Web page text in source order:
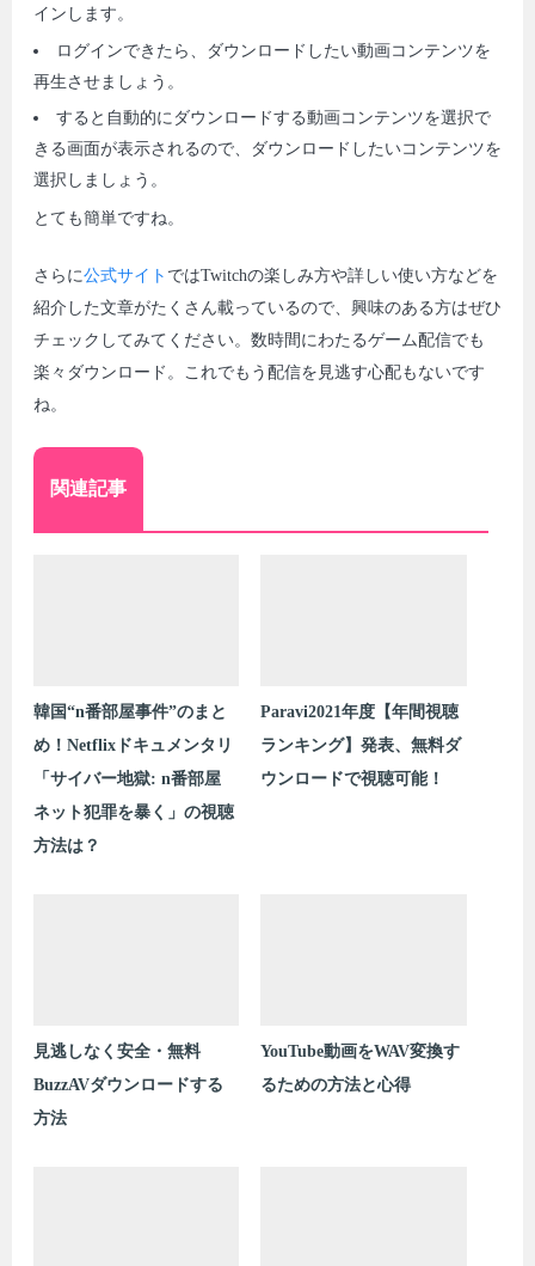
インします。
ログインできたら、ダウンロードしたい動画コンテンツを
再生させましょう。
すると自動的にダウンロードする動画コンテンツを選択で
きる画面が表示されるので、ダウンロードしたいコンテンツを
選択しましょう。
とても簡単ですね。
さらに公式サイト ではTwitchの楽しみ方や詳しい使い方などを
紹介した文章がたくさん載っているので、興味のある方はぜひ
チェックしてみてください。数時間にわたるゲーム配信でも
楽々ダウンロード。これでもう配信を見逃す心配もないです
ね。
関連記事
韓国“n番部屋事件”のまと
め！Netflixドキュメンタリ
「サイバー地獄: n番部屋
ネット犯罪を暴く」の視聴
方法は？
Paravi2021年度【年間視聴
ランキング】発表、無料ダ
ウンロードで視聴可能！
見逃しなく安全・無料
BuzzAVダウンロードする
方法
YouTube動画をWAV変換す
るための方法と心得